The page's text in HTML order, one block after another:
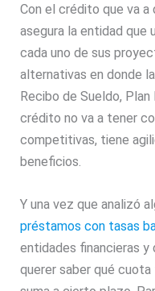
Con el crédito que va a
asegura la entidad que
cada uno de sus
alternativas en donde
Recibo de Sueldo,
crédito no va a tener
competitivas, tiene
beneficios.
Y una vez que analizó
préstamos con tasas
entidades financieras y
querer saber qué